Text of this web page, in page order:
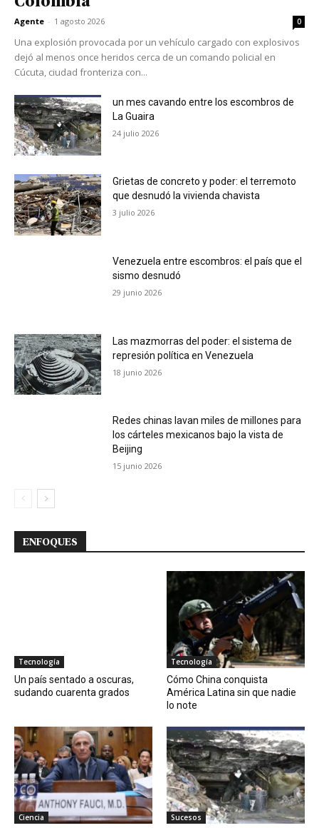
Agente - 1 agosto 2026 0
Una explosión provocada por un vehículo cargado con explosivos
dejó al menos once heridos cerca de un comando policial en
Cúcuta, ciudad fronteriza con...
un mes cavando entre los escombros de
La Guaira
24 julio 2026
Grietas de concreto y poder: el terremoto
que desnudó la vivienda chavista
3 julio 2026
Venezuela entre escombros: el país que el
sismo desnudó
29 junio 2026
Las mazmorras del poder: el sistema de
represión política en Venezuela
18 junio 2026
Redes chinas lavan miles de millones para
los cárteles mexicanos bajo la vista de
Beijing
15 junio 2026
ENFOQUES
Tecnología
Un país sentado a oscuras,
sudando cuarenta grados
Tecnología
Cómo China conquista
América Latina sin que nadie
lo note
Ciencia Sucesos